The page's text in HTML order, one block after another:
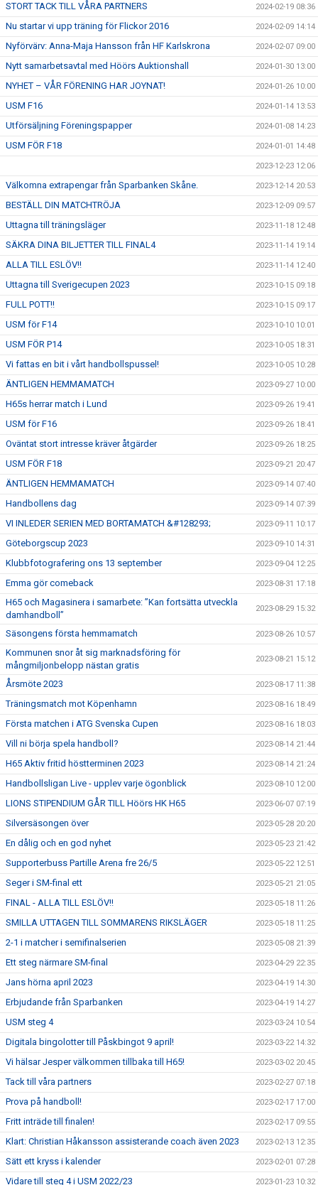
STORT TACK TILL VÅRA PARTNERS 2024-02-19 08:36
Nu startar vi upp träning för Flickor 2016 2024-02-09 14:14
Nyförvärv: Anna-Maja Hansson från HF Karlskrona 2024-02-07 09:00
Nytt samarbetsavtal med Höörs Auktionshall 2024-01-30 13:00
NYHET – VÅR FÖRENING HAR JOYNAT! 2024-01-26 10:00
USM F16 2024-01-14 13:53
Utförsäljning Föreningspapper 2024-01-08 14:23
USM FÖR F18 2024-01-01 14:48
2023-12-23 12:06
Välkomna extrapengar från Sparbanken Skåne. 2023-12-14 20:53
BESTÄLL DIN MATCHTRÖJA 2023-12-09 09:57
Uttagna till träningsläger 2023-11-18 12:48
SÄKRA DINA BILJETTER TILL FINAL4 2023-11-14 19:14
ALLA TILL ESLÖV!! 2023-11-14 12:40
Uttagna till Sverigecupen 2023 2023-10-15 09:18
FULL POTT!! 2023-10-15 09:17
USM för F14 2023-10-10 10:01
USM FÖR P14 2023-10-05 18:31
Vi fattas en bit i vårt handbollspussel! 2023-10-05 10:28
ÄNTLIGEN HEMMAMATCH 2023-09-27 10:00
H65s herrar match i Lund 2023-09-26 19:41
USM för F16 2023-09-26 18:41
Oväntat stort intresse kräver åtgärder 2023-09-26 18:25
USM FÖR F18 2023-09-21 20:47
ÄNTLIGEN HEMMAMATCH 2023-09-14 07:40
Handbollens dag 2023-09-14 07:39
VI INLEDER SERIEN MED BORTAMATCH &#128293; 2023-09-11 10:17
Göteborgscup 2023 2023-09-10 14:31
Klubbfotografering ons 13 september 2023-09-04 12:25
Emma gör comeback 2023-08-31 17:18
H65 och Magasinera i samarbete: ”Kan fortsätta utveckla
damhandboll”
2023-08-29 15:32
Säsongens första hemmamatch 2023-08-26 10:57
Kommunen snor åt sig marknadsföring för
mångmiljonbelopp nästan gratis
2023-08-21 15:12
Årsmöte 2023 2023-08-17 11:38
Träningsmatch mot Köpenhamn 2023-08-16 18:49
Första matchen i ATG Svenska Cupen 2023-08-16 18:03
Vill ni börja spela handboll? 2023-08-14 21:44
H65 Aktiv fritid höstterminen 2023 2023-08-14 21:24
Handbollsligan Live - upplev varje ögonblick 2023-08-10 12:00
LIONS STIPENDIUM GÅR TILL Höörs HK H65 2023-06-07 07:19
Silversäsongen över 2023-05-28 20:20
En dålig och en god nyhet 2023-05-23 21:42
Supporterbuss Partille Arena fre 26/5 2023-05-22 12:51
Seger i SM-final ett 2023-05-21 21:05
FINAL - ALLA TILL ESLÖV!! 2023-05-18 11:26
SMILLA UTTAGEN TILL SOMMARENS RIKSLÄGER 2023-05-18 11:25
2-1 i matcher i semifinalserien 2023-05-08 21:39
Ett steg närmare SM-final 2023-04-29 22:35
Jans hörna april 2023 2023-04-19 14:30
Erbjudande från Sparbanken 2023-04-19 14:27
USM steg 4 2023-03-24 10:54
Digitala bingolotter till Påskbingot 9 april! 2023-03-22 14:32
Vi hälsar Jesper välkommen tillbaka till H65! 2023-03-02 20:45
Tack till våra partners 2023-02-27 07:18
Prova på handboll! 2023-02-17 17:00
Fritt inträde till finalen! 2023-02-17 09:55
Klart: Christian Håkansson assisterande coach även 2023 2023-02-13 12:35
Sätt ett kryss i kalender 2023-02-01 07:28
Vidare till steg 4 i USM 2022/23 2023-01-23 10:32